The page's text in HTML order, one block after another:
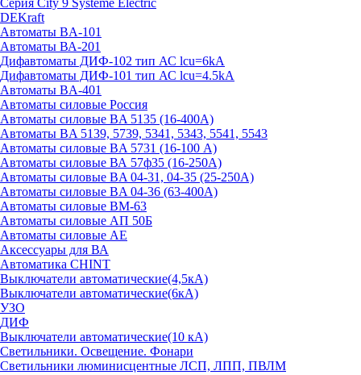
Серия City 9 Systeme Electric
DEKraft
Автоматы BA-101
Автоматы ВА-201
Дифавтоматы ДИФ-102 тип АС lcu=6kA
Дифавтоматы ДИФ-101 тип АС lcu=4.5kA
Автоматы BA-401
Автоматы силовые Россия
Автоматы силовые BA 5135 (16-400А)
Автоматы BA 5139, 5739, 5341, 5343, 5541, 5543
Автоматы силовые BA 5731 (16-100 А)
Автоматы силовые ВА 57ф35 (16-250А)
Автоматы силовые BA 04-31, 04-35 (25-250А)
Автоматы силовые BA 04-36 (63-400А)
Автоматы силовые ВМ-63
Автоматы силовые АП 50Б
Автоматы силовые АЕ
Аксессуары для ВА
Автоматика CHINT
Выключатели автоматические(4,5кА)
Выключатели автоматические(6кА)
УЗО
ДИФ
Выключатели автоматические(10 кА)
Светильники. Освещение. Фонари
Светильники люминисцентные ЛСП, ЛПП, ПВЛМ